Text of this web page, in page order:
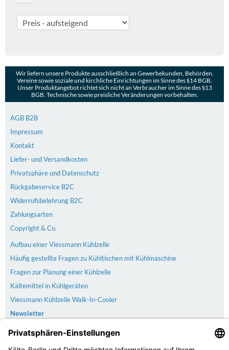
Wir liefern unsere Produkte ausschließlich an Gewerbekunden, Behörden,
Vereine sowie soziale und kirchliche Einrichtungen im Sinne des §14 BGB.
Unser Produktangebot richtet sich nicht an Verbraucher im Sinne des §13
BGB. Technische sowie preisliche Veränderungen vorbehalten.
AGB B2B
Impressum
Kontakt
Liefer- und Versandkosten
Privatsphäre und Datenschutz
Rückgabeservice B2C
Widerrufsbelehrung B2C
Zahlungsarten
Copyright & Co.
Aufbau einer Viessmann Kühlzelle
Häufig gestellte Fragen zu Kühltischen mit Kühlmaschine
Fragen zur Planung einer Kühlzelle
Kältemittel in Kühlgeräten
Viessmann Kühlzelle Walk-In-Cooler
Newsletter
Versand
Der Versand erfolgt kostenlos & versichert ab 100€ Bestellwert